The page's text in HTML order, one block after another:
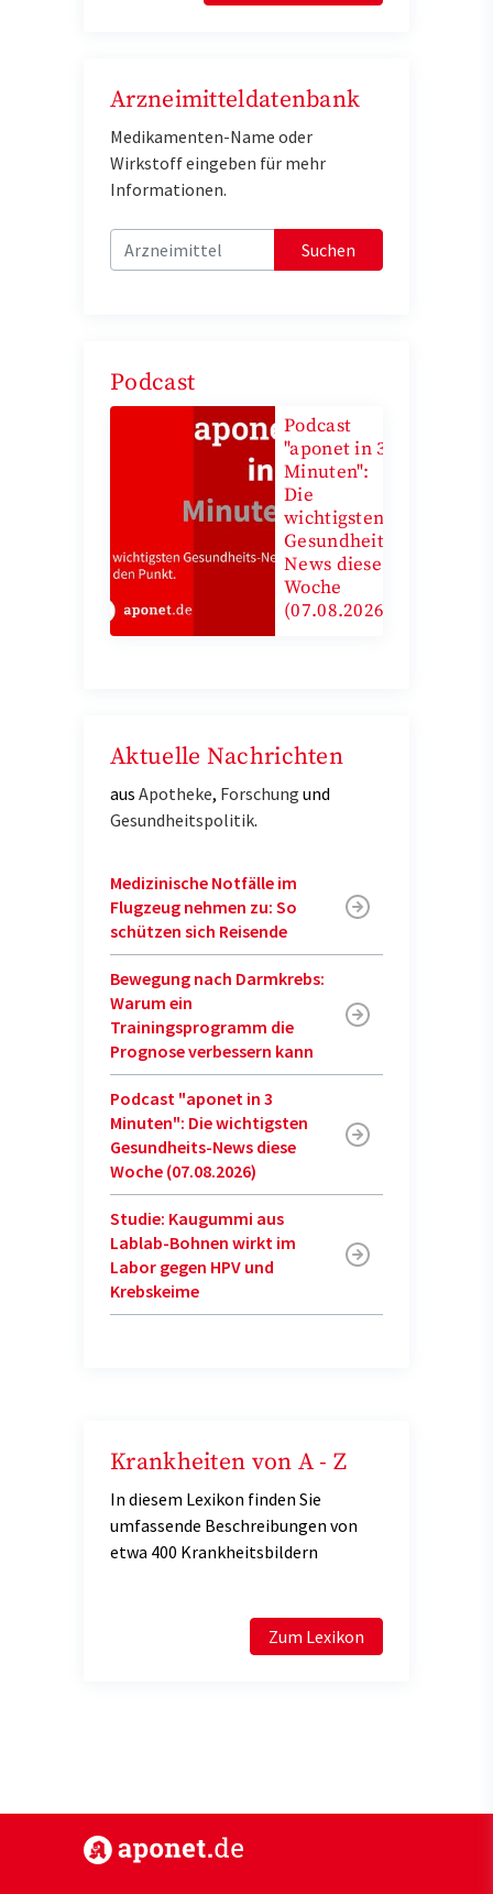
Arzneimitteldatenbank
Medikamenten-Name oder
Wirkstoff eingeben für mehr
Informationen.
Suchen
Podcast
Podcast
"aponet in 3
Minuten":
Die
wichtigsten
Gesundheits-
News diese
Woche
(07.08.2026)
Aktuelle Nachrichten
aus Apotheke, Forschung und
Gesundheitspolitik.
Medizinische Notfälle im
Flugzeug nehmen zu: So
schützen sich Reisende
Bewegung nach Darmkrebs:
Warum ein
Trainingsprogramm die
Prognose verbessern kann
Podcast "aponet in 3
Minuten": Die wichtigsten
Gesundheits-News diese
Woche (07.08.2026)
Studie: Kaugummi aus
Lablab-Bohnen wirkt im
Labor gegen HPV und
Krebskeime
Krankheiten von A - Z
In diesem Lexikon finden Sie
umfassende Beschreibungen von
etwa 400 Krankheitsbildern
Zum Lexikon